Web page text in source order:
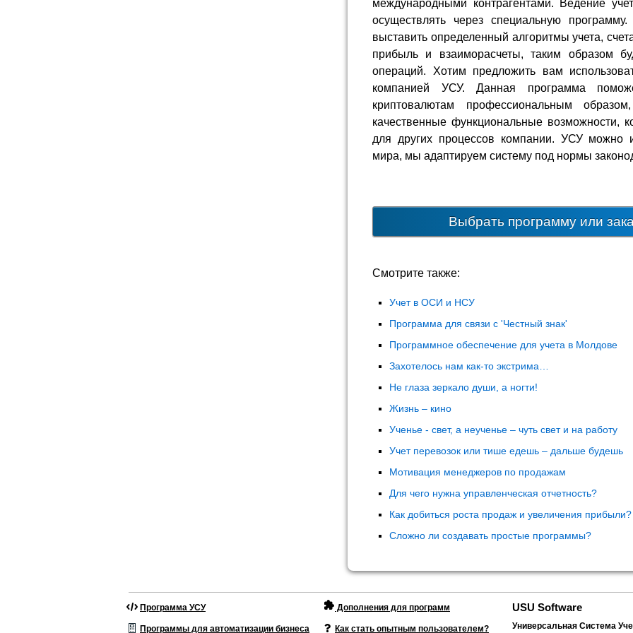
международными контрагентами. Ведение
осуществлять через специальную
выставить определенный алгоритмы учета,
прибыль и взаиморасчеты, таким образом
операций. Хотим предложить вам
компанией УСУ. Данная программа
криптовалютам профессиональным
качественные функциональные возможности,
для других процессов компании. УСУ можно
мира, мы адаптируем систему под нормы
Выбрать программу или
Смотрите также:
Учет в ОСИ и НСУ
Программа для связи с 'Честный знак'
Программное обеспечение для учета в Молдове
Захотелось нам как-то экстрима…
Не глаза зеркало души, а ногти!
Жизнь – кино
Ученье - свет, а неученье – чуть свет и на работу
Учет перевозок или тише едешь – дальше будешь
Мотивация менеджеров по продажам
Для чего нужна управленческая отчетность?
Как добиться роста продаж и увеличения прибыли?
Сложно ли создавать простые программы?
Программа УСУ
Программы для автоматизации бизнеса
Дополнения для программ
Как стать опытным пользователем?
USU Software
Универсальная Система